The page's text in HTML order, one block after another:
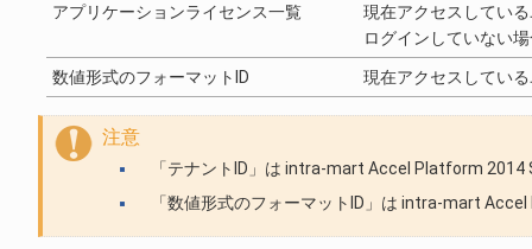
アプリケーションライセンス一覧
現在アクセスしてい
ログインしていない
数値形式のフォーマットID 現在アクセスしてい
注意
「テナントID」は intra-mart Accel Platform
「数値形式のフォーマットID」は intra-mart